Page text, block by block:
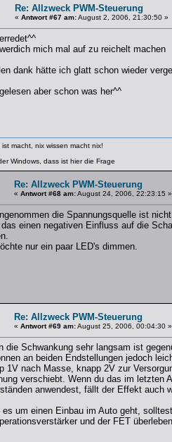
Re: Allzweck PWM-Steuerung
« Antwort #67 am:August 2, 2006, 21:30:50 »
mich mal auf zu reichelt machen
dank hätte ich glatt schon wieder
aber schon was her^^
ist macht, nix wissen macht nix!
Windows, dass ist hier die Frage
Re: Allzweck PWM-Steuerung
« Antwort #68 am:August 24, 2006, 22:23:15 »
die Spannungsquelle ist
das einen negativen Einfluss auf die
nur ein paar LED's dimmen.
Re: Allzweck PWM-Steuerung
« Antwort #69 am:August 25, 2006, 00:04:30 »
die Schwankung sehr langsam ist
an beiden Endstellungen jedoch
1V nach Masse, knapp 2V zur
verschiebt. Wenn du das im letzten
anwendest, fällt der Effekt auch
es um einen Einbau im Auto geht,
und der FET